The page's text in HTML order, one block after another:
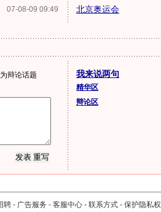
07-08-09 09:49
北京奥运会
辩论话题
我来说两句
精华区
辩论区
聘 - 广告服务 - 客服中心 - 联系方式 - 保护隐私权